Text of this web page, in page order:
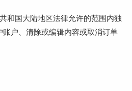
和国大陆地区法律允许的范围内独
账户、清除或编辑内容或取消订单